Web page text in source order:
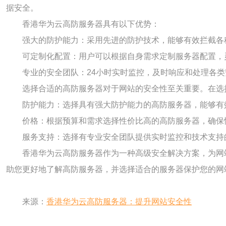
据安全。
香港华为云高防服务器具有以下优势：
强大的防护能力：采用先进的防护技术，能够有效拦截
可定制化配置：用户可以根据自身需求定制服务器配置
专业的安全团队：24小时实时监控，及时响应和处理各
选择合适的高防服务器对于网站的安全性至关重要。在
防护能力：选择具有强大防护能力的高防服务器，能够
价格：根据预算和需求选择性价比高的高防服务器，确保
服务支持：选择有专业安全团队提供实时监控和技术支
香港华为云高防服务器作为一种高级安全解决方案，为
助您更好地了解高防服务器，并选择适合的服务器保护您的
来源： 香港华为云高防服务器：提升网站安全性